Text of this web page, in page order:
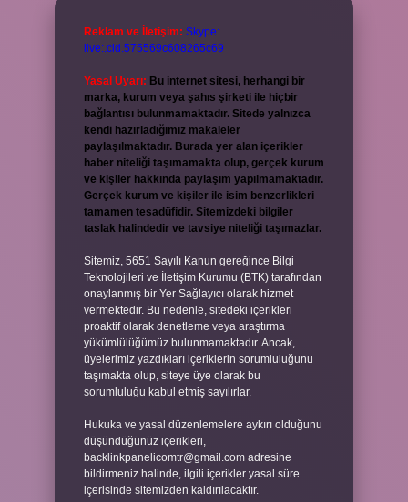
Reklam ve İletişim: Skype:
live:.cid.575569c608265c69
Yasal Uyarı: Bu internet sitesi, herhangi bir
marka, kurum veya şahıs şirketi ile hiçbir
bağlantısı bulunmamaktadır. Sitede yalnızca
kendi hazırladığımız makaleler
paylaşılmaktadır. Burada yer alan içerikler
haber niteliği taşımamakta olup, gerçek kurum
ve kişiler hakkında paylaşım yapılmamaktadır.
Gerçek kurum ve kişiler ile isim benzerlikleri
tamamen tesadüfidir. Sitemizdeki bilgiler
taslak halindedir ve tavsiye niteliği taşımazlar.
Sitemiz, 5651 Sayılı Kanun gereğince Bilgi
Teknolojileri ve İletişim Kurumu (BTK) tarafından
onaylanmış bir Yer Sağlayıcı olarak hizmet
vermektedir. Bu nedenle, sitedeki içerikleri
proaktif olarak denetleme veya araştırma
yükümlülüğümüz bulunmamaktadır. Ancak,
üyelerimiz yazdıkları içeriklerin sorumluluğunu
taşımakta olup, siteye üye olarak bu
sorumluluğu kabul etmiş sayılırlar.
Hukuka ve yasal düzenlemelere aykırı olduğunu
düşündüğünüz içerikleri,
backlinkpanelicomtr@gmail.com adresine
bildirmeniz halinde, ilgili içerikler yasal süre
içerisinde sitemizden kaldırılacaktır.